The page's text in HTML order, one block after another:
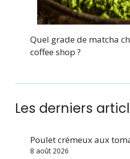
Quel grade de matcha
coffee shop ?
Les derniers
Poulet crémeux aux
8 août 2026